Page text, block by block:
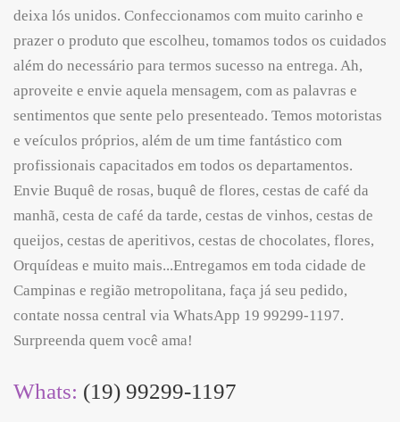
deixa lós unidos. Confeccionamos com muito carinho e
prazer o produto que escolheu, tomamos todos os cuidados
além do necessário para termos sucesso na entrega. Ah,
aproveite e envie aquela mensagem, com as palavras e
sentimentos que sente pelo presenteado. Temos motoristas
e veículos próprios, além de um time fantástico com
profissionais capacitados em todos os departamentos.
Envie Buquê de rosas, buquê de flores, cestas de café da
manhã, cesta de café da tarde, cestas de vinhos, cestas de
queijos, cestas de aperitivos, cestas de chocolates, flores,
Orquídeas e muito mais...Entregamos em toda cidade de
Campinas e região metropolitana, faça já seu pedido,
contate nossa central via WhatsApp 19 99299-1197.
Surpreenda quem você ama!
Whats: (19) 99299-1197